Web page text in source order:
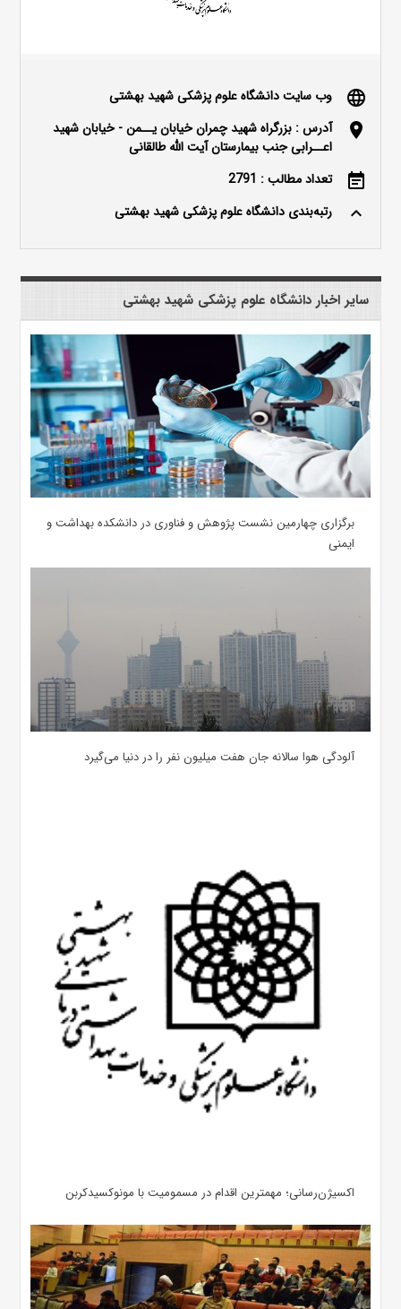
language وب سایت دانشگاه علوم پزشکی شهید بهشتی
location_on
آدرس : بزرگراه شهید چمران خیابان یــمن - خیابان شهید
اعــرابی جنب بیمارستان آیت الله طالقانی
event_note تعداد مطالب : 2791
keyboard_arrow_up رتبه‌بندی دانشگاه علوم پزشکی شهید بهشتی
سایر اخبار دانشگاه علوم پزشکی شهید بهشتی
برگزاری چهارمین نشست پژوهش و فناوری در دانشکده بهداشت و
ایمنی
آلودگی هوا سالانه جان هفت میلیون نفر را در دنیا می‌گیرد
اکسیژن‌رسانی؛ مهمترین اقدام در مسمومیت با مونوکسیدکربن